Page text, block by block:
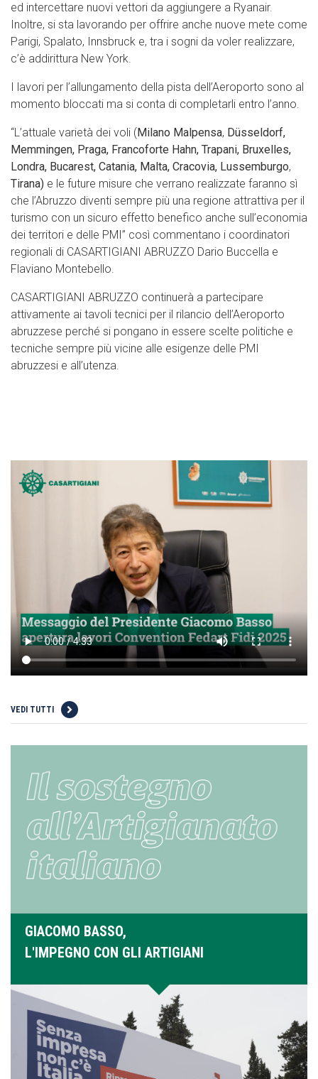
ed intercettare nuovi vettori da aggiungere a Ryanair.
Inoltre, si sta lavorando per offrire anche nuove mete come
Parigi, Spalato, Innsbruck e, tra i sogni da voler realizzare,
c’è addirittura New York.
I lavori per l’allungamento della pista dell’Aeroporto sono al
momento bloccati ma si conta di completarli entro l’anno.
“L’attuale varietà dei voli ( Milano Malpensa, Düsseldorf,
Memmingen, Praga, Francoforte Hahn, Trapani, Bruxelles,
Londra, Bucarest, Catania, Malta, Cracovia, Lussemburgo,
Tirana) e le future misure che verrano realizzate faranno sì
che l’Abruzzo diventi sempre più una regione attrattiva per il
turismo con un sicuro effetto benefico anche sull’economia
dei territori e delle PMI” così commentano i coordinatori
regionali di CASARTIGIANI ABRUZZO Dario Buccella e
Flaviano Montebello.
CASARTIGIANI ABRUZZO continuerà a partecipare
attivamente ai tavoli tecnici per il rilancio dell’Aeroporto
abruzzese perché si pongano in essere scelte politiche e
tecniche sempre più vicine alle esigenze delle PMI
abruzzesi e all’utenza.
VEDI TUTTI
GIACOMO BASSO,
L'IMPEGNO CON GLI ARTIGIANI